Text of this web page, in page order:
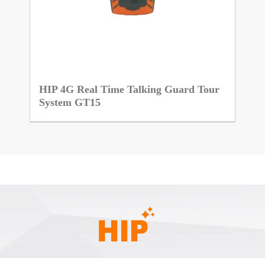
HIP 4G Real Time Talking Guard Tour
System GT15